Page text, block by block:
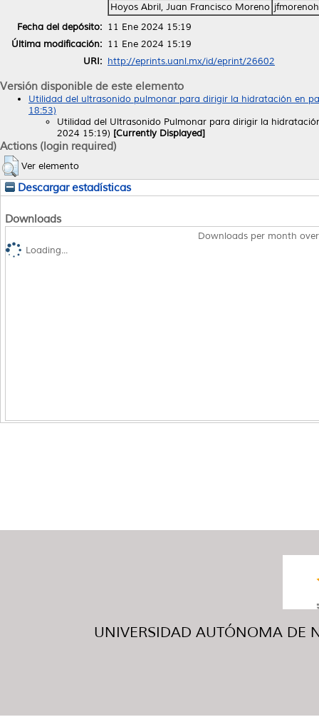
Hoyos Abril, Juan Francisco Moreno
Fecha del depósito: 11 Ene 2024 15:19
Última modificación: 11 Ene 2024 15:19
URI: http://eprints.uanl.mx/id/eprint/26602
Versión disponible de este elemento
Utilidad del ultrasonido pulmonar para dirigir la hidratación en
18:53)
Utilidad del Ultrasonido Pulmonar para dirigir la
2024 15:19) [Currently Displayed]
Actions (login required)
Ver elemento
Descargar estadísticas
Downloads
Downloads per month
Loading...
UNIVERSIDAD AUTÓNOMA DE